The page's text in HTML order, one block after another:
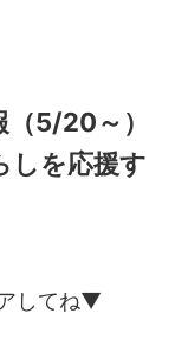
（5/20～）
しを応援す
してね▼